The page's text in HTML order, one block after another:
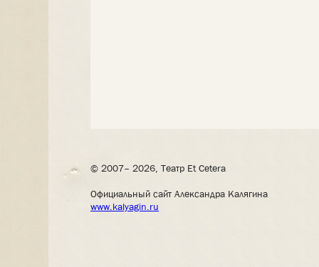
© 2007– 2026, Театр Et Cetera
Официальный сайт Александра Калягина
www.kalyagin.ru